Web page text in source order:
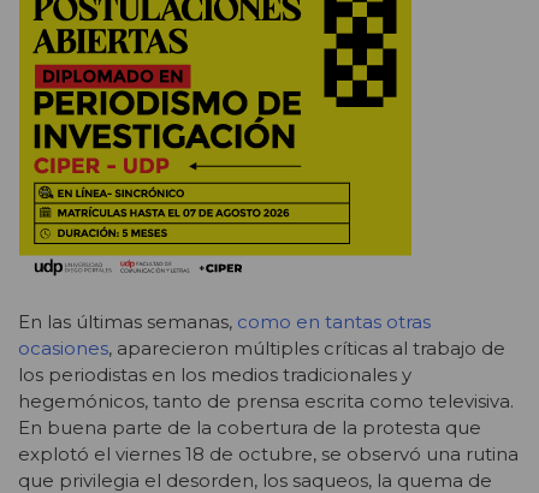
En las últimas semanas, como en tantas otras
ocasiones, aparecieron múltiples críticas al trabajo de
los periodistas en los medios tradicionales y
hegemónicos, tanto de prensa escrita como televisiva.
En buena parte de la cobertura de la protesta que
explotó el viernes 18 de octubre, se observó una rutina
que privilegia el desorden, los saqueos, la quema de